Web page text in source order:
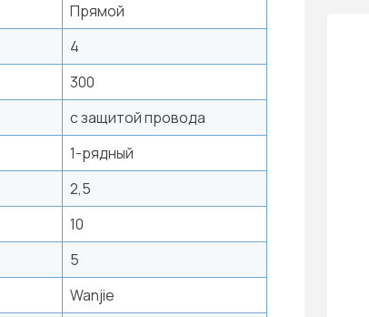
Прямой
4
300
с защитой провода
1-рядный
2,5
10
5
Wanjie